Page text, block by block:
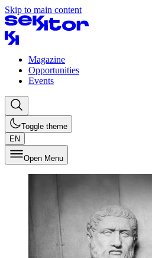
Skip to main content
Magazine
Opportunities
Events
Toggle theme
EN
Open Menu